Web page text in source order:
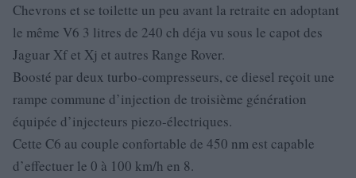
Chevrons et se toilette un peu avant la retraite en adoptant
le même V6 3 litres de 240 ch déja vu sous le capot des
Jaguar Xf et Xj et autres Range Rover.
Boosté par deux turbo-compresseurs, ce diesel reçoit une
rampe commune d’injection de troisième génération
équipée d’injecteurs piezo-électriques.
Cette C6 au couple confortable de 450 nm est capable
d’effectuer le 0 à 100 km/h en 8.